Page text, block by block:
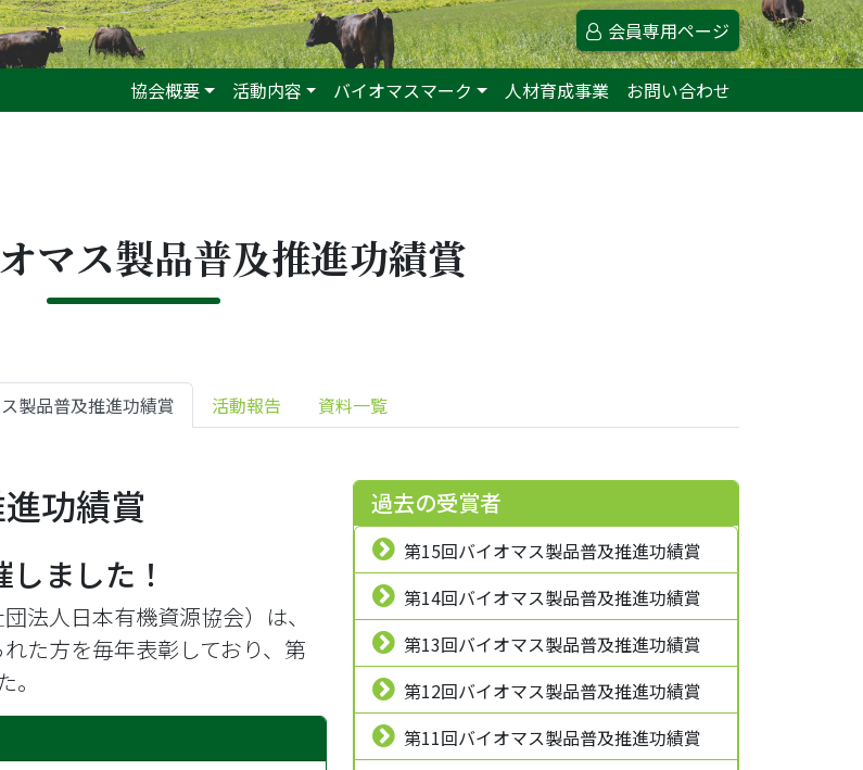
会員専用ページ
協会概要 活動内容 バイオマスマーク 人材育成事業 お問い合わせ
マス製品普及推進功績賞
製品普及推進功績賞 活動報告 資料一覧
功績賞
ました！
法人日本有機資源協会）は、
た方を毎年表彰しており、第
過去の受賞者
第15回バイオマス製品普及推進功績賞
第14回バイオマス製品普及推進功績賞
第13回バイオマス製品普及推進功績賞
第12回バイオマス製品普及推進功績賞
第11回バイオマス製品普及推進功績賞